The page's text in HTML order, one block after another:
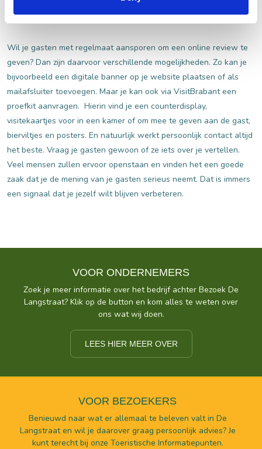
Vragen om een review
Wil je gasten met regelmaat aansporen om een online review te
geven? Dan zijn daarvoor verschillende mogelijkheden. Zo kan je
bijvoorbeeld een digitale banner op je website plaatsen of als
mailafsluiter toevoegen. Maar je kan ook via VisitBrabant een
proefkit aanvragen. Hierin vind je een counterdisplay,
visitekaartjes voor in een kamer of om mee te geven aan de gast,
bierviltjes en posters. En natuurlijk werkt persoonlijk contact altijd
het beste. Vraag je gasten gewoon of ze iets over je vertellen.
Veel mensen zullen ervoor openstaan en vinden het een goede
zaak dat je de mening van je gasten serieus neemt. Dat is immers
een signaal dat je jezelf wilt blijven verbeteren.
VOOR ONDERNEMERS
Zoek je meer informatie over het bedrijf achter Bezoek De
Langstraat? Klik op de button en kom alles te weten over
ons wat wij doen.
LEES HIER MEER OVER
VOOR BEZOEKERS
Benieuwd naar wat er allemaal te beleven valt in De
Langstraat en wil je daarover graag persoonlijk advies? Je
kunt terecht bij onze Toeristische Informatiepunten.